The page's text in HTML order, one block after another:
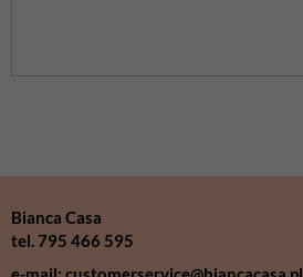
Bianca Casa
tel. 795 466 595